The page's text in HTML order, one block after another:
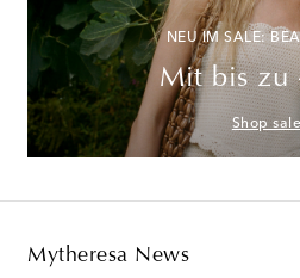
NEU IM SALE:
Mit bis zu
Shop sale
Mytheresa News